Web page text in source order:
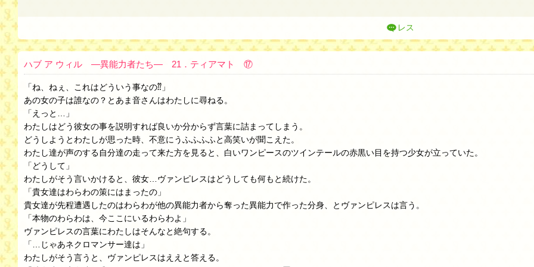
レス
ハブ ア ウィル ―異能力者たち― 21．ティアマト ⑰
「ね、ねぇ、これはどういう事なの⁇」
あの女の子は誰なの？とあま音さんはわたしに尋ねる。
「えっと…」
わたしはどう彼女の事を説明すれば良いか分からず言葉に詰まってしまう。
どうしようとわたしが思った時、不意にうふふふふと高笑いが聞こえた。
わたし達が声のする自分達の走って来た方を見ると、白いワンピースのツインテールの赤黒い目を持つ少女が立っていた。
「どうして」
わたしがそう言いかけると、彼女…ヴァンピレスはどうしても何もと続けた。
「貴女達はわらわの策にはまったの」
貴女達が先程遭遇したのはわらわが他の異能力者から奪った異能力で作った分身、とヴァンピレスは言う。
「本物のわらわは、今ここにいるわらわよ」
ヴァンピレスの言葉にわたしはそんなと絶句する。
「…じゃあネクロマンサー達は」
わたしがそう言うと、ヴァンピレスはええと答える。